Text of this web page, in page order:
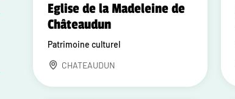
Eglise de la Madeleine de
Châteaudun
Patrimoine culturel
CHATEAUDUN